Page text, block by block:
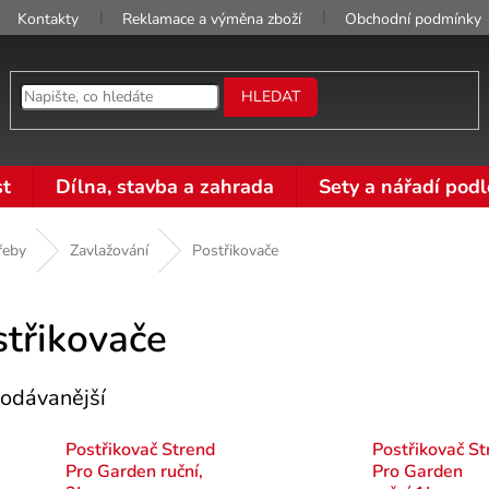
Kontakty Reklamace a výměna zboží Obchodní podmínky
HLEDAT
Dílna, stavba a zahrada Sety a nářadí
Zavlažování Postřikovače
Postřikovač Strend
Pro Garden ruční,
Postřikovač
Pro Garden